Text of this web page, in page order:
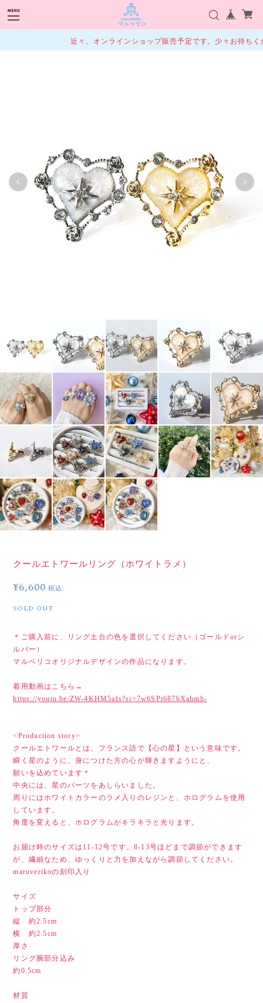
近々、オンラインショップ販売予定です。少々お待ちくだ
クールエトワールリング（ホワイトラメ）
¥6,600 税込
SOLD OUT
＊ご購入前に、リング土台の色を選択してください（ゴールドorシ
ルバー）
マルベリコオリジナルデザインの作品になります。
着用動画はこちら→
https://youtu.be/ZW-4KHM5afs?si=7w6SPt687bXahmh-
<Production story>
クールエトワールとは、フランス語で【心の星】という意味です。
瞬く星のように、身につけた方の心が輝きますようにと、
願いを込めています＊
中央には、星のパーツをあしらいました。
周りにはホワイトカラーのラメ入りのレジンと、ホログラムを使用
しています。
角度を変えると、ホログラムがキラキラと光ります。
お届け時のサイズは11-12号です。8-13号ほどまで調節ができます
が、繊細なため、ゆっくりと力を加えながら調節してください。
maruverikoの刻印入り
サイズ
トップ部分
縦 約2.5cm
横 約2.5cm
厚さ
リング腕部分込み
約0.5cm
材質